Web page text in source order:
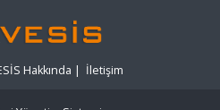
Hakkında | İletişim